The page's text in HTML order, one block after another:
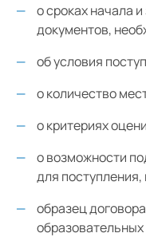
о сроках начала
документов,
об условия
о количество
о критериях
о возможности
для
образец
образовательных